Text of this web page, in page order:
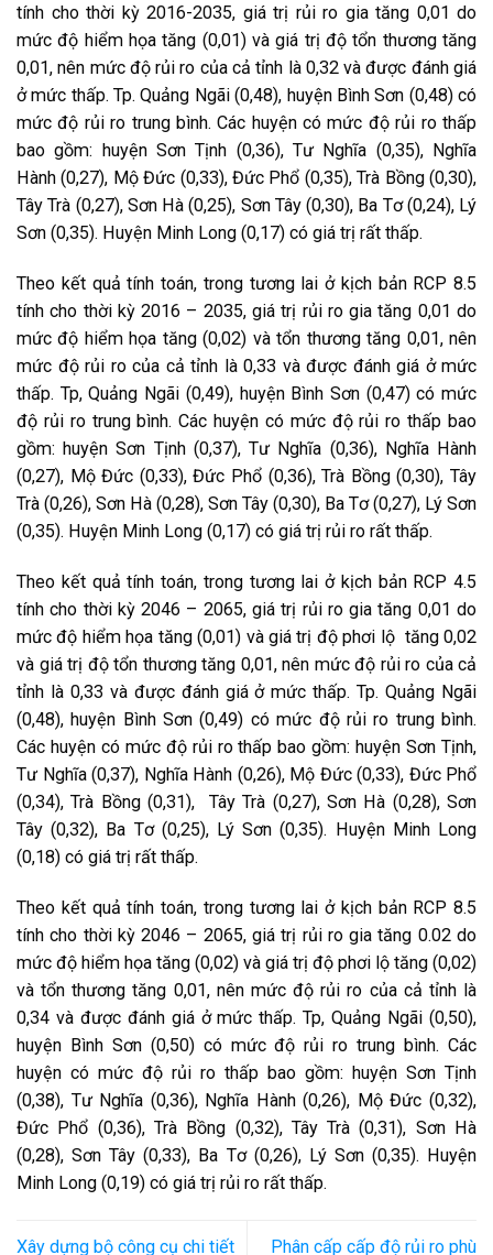
tính cho thời kỳ 2016-2035, giá trị rủi ro gia tăng 0,01 do
mức độ hiểm họa tăng (0,01) và giá trị độ tổn thương tăng
0,01, nên mức độ rủi ro của cả tỉnh là 0,32 và được đánh giá
ở mức thấp. Tp. Quảng Ngãi (0,48), huyện Bình Sơn (0,48) có
mức độ rủi ro trung bình. Các huyện có mức độ rủi ro thấp
bao gồm: huyện Sơn Tịnh (0,36), Tư Nghĩa (0,35), Nghĩa
Hành (0,27), Mộ Đức (0,33), Đức Phổ (0,35), Trà Bồng (0,30),
Tây Trà (0,27), Sơn Hà (0,25), Sơn Tây (0,30), Ba Tơ (0,24), Lý
Sơn (0,35). Huyện Minh Long (0,17) có giá trị rất thấp.
Theo kết quả tính toán, trong tương lai ở kịch bản RCP 8.5
tính cho thời kỳ 2016 – 2035, giá trị rủi ro gia tăng 0,01 do
mức độ hiểm họa tăng (0,02) và tổn thương tăng 0,01, nên
mức độ rủi ro của cả tỉnh là 0,33 và được đánh giá ở mức
thấp. Tp, Quảng Ngãi (0,49), huyện Bình Sơn (0,47) có mức
độ rủi ro trung bình. Các huyện có mức độ rủi ro thấp bao
gồm: huyện Sơn Tịnh (0,37), Tư Nghĩa (0,36), Nghĩa Hành
(0,27), Mộ Đức (0,33), Đức Phổ (0,36), Trà Bồng (0,30), Tây
Trà (0,26), Sơn Hà (0,28), Sơn Tây (0,30), Ba Tơ (0,27), Lý Sơn
(0,35). Huyện Minh Long (0,17) có giá trị rủi ro rất thấp.
Theo kết quả tính toán, trong tương lai ở kịch bản RCP 4.5
tính cho thời kỳ 2046 – 2065, giá trị rủi ro gia tăng 0,01 do
mức độ hiểm họa tăng (0,01) và giá trị độ phơi lộ tăng 0,02
và giá trị độ tổn thương tăng 0,01, nên mức độ rủi ro của cả
tỉnh là 0,33 và được đánh giá ở mức thấp. Tp. Quảng Ngãi
(0,48), huyện Bình Sơn (0,49) có mức độ rủi ro trung bình.
Các huyện có mức độ rủi ro thấp bao gồm: huyện Sơn Tịnh,
Tư Nghĩa (0,37), Nghĩa Hành (0,26), Mộ Đức (0,33), Đức Phổ
(0,34), Trà Bồng (0,31), Tây Trà (0,27), Sơn Hà (0,28), Sơn
Tây (0,32), Ba Tơ (0,25), Lý Sơn (0,35). Huyện Minh Long
(0,18) có giá trị rất thấp.
Theo kết quả tính toán, trong tương lai ở kịch bản RCP 8.5
tính cho thời kỳ 2046 – 2065, giá trị rủi ro gia tăng 0.02 do
mức độ hiểm họa tăng (0,02) và giá trị độ phơi lộ tăng (0,02)
và tổn thương tăng 0,01, nên mức độ rủi ro của cả tỉnh là
0,34 và được đánh giá ở mức thấp. Tp, Quảng Ngãi (0,50),
huyện Bình Sơn (0,50) có mức độ rủi ro trung bình. Các
huyện có mức độ rủi ro thấp bao gồm: huyện Sơn Tịnh
(0,38), Tư Nghĩa (0,36), Nghĩa Hành (0,26), Mộ Đức (0,32),
Đức Phổ (0,36), Trà Bồng (0,32), Tây Trà (0,31), Sơn Hà
(0,28), Sơn Tây (0,33), Ba Tơ (0,26), Lý Sơn (0,35). Huyện
Minh Long (0,19) có giá trị rủi ro rất thấp.
Xây dựng bộ công cụ chi tiết
Phân cấp cấp độ rủi ro phù